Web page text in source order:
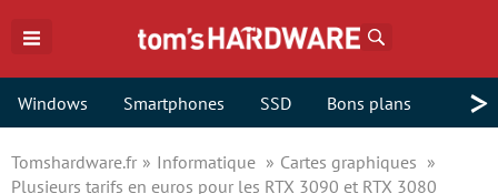
Windows Smartphones SSD Bons plans >
Tomshardware.fr Informatique
Cartes graphiques
Plusieurs tarifs en euros pour les RTX 3090 et RTX 3080